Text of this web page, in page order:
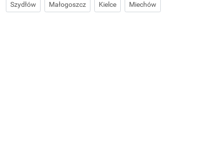
Szydłów Małogoszcz Kielce Miechów